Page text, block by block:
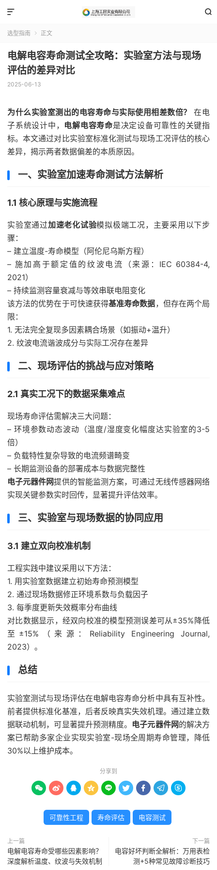


选型指南  正文
电解电容寿命测试全攻略：实验室方法与现场
评估的差异对比
2025-06-13
为什么实验室测出的电容寿命与实际使用相差数倍？
在电
子系统设计中， 电解电容寿命是决定设备可靠性的关键指
标。本文通过对比实验室标准化测试与现场工况评估的核心
差异，揭示两者数据偏差的本质原因。
一、实验室加速寿命测试方法解析
1.1 核心原理与实施流程
实验室通过加速老化试验模拟极端工况，主要采用以下步
骤：
– 建立温度-寿命模型（阿伦尼乌斯方程）
– 施加高于额定值的纹波电流（来源：IEC 60384-4,
2021）
– 持续监测容量衰减与等效串联电阻变化
该方法的优势在于可快速获得基准寿命数据，但存在两个局
限：
1. 无法完全复现多因素耦合场景（如振动+温升）
2. 纹波电流谐波成分与实际工况存在差异
二、现场评估的挑战与应对策略
2.1 真实工况下的数据采集难点
现场寿命评估需解决三大问题：
– 环境参数动态波动（温度/湿度变化幅度达实验室的3-5
倍）
– 负载特性复杂导致的电流频谱畸变
– 长期监测设备的部署成本与数据完整性
电子元器件网提供的智能监测方案，可通过无线传感器网络
实现关键参数实时回传，显著提升评估效率。
三、实验室与现场数据的协同应用
3.1 建立双向校准机制
工程实践中建议采用以下方法：
1. 用实验室数据建立初始寿命预测模型
2. 通过现场数据修正环境系数与负载因子
3. 每季度更新失效概率分布曲线
对比数据显示，经双向校准的模型预测误差可从±35%降低
至±15%（来源：Reliability Engineering Journal,
2023）。
总结
实验室测试与现场评估在电解电容寿命分析中具有互补性。
前者提供标准化基准，后者反映真实失效机理。通过建立数
据联动机制，可显著提升预测精度。 电子元器件网的解决方
案已帮助多家企业实现实验室-现场全周期寿命管理，降低
30%以上维护成本。
分享到
        
可靠性工程 寿命评估 电容测试
上一篇
电解电容寿命受哪些因素影响？
深度解析温度、纹波与失效机制
下一篇
电容好坏判断全解析：万用表检
测+5种常见故障诊断技巧